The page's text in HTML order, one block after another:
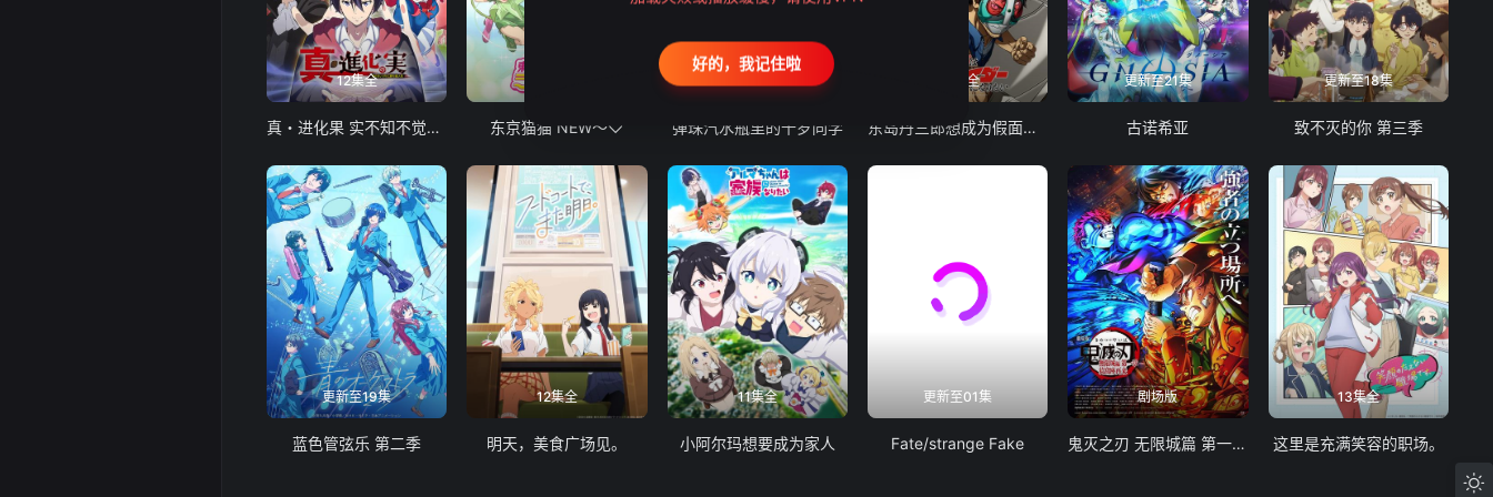
12集全
真・进化果 实不知不觉踏上胜利的人生 东京猫猫 NEW～♡ 弹珠汽水瓶里的千岁同学
24集全
东岛丹三郎想成为假面骑士
更新至21集
古诺希亚
更新至18集
致不灭的你 第三季
更新至19集
蓝色管弦乐 第二季
12集全
明天，美食广场见。
11集全
小阿尔玛想要成为家人
更新至01集
Fate/strange Fake
剧场版
鬼灭之刃 无限城篇 第一章 猗窝座再袭
13集全
这里是充满笑容的职场。
好的，我记住啦